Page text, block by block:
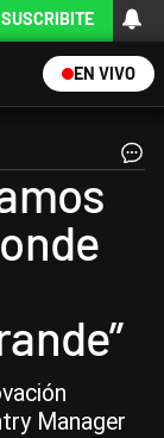
SUSCRIBITE
EN VIVO
Manager